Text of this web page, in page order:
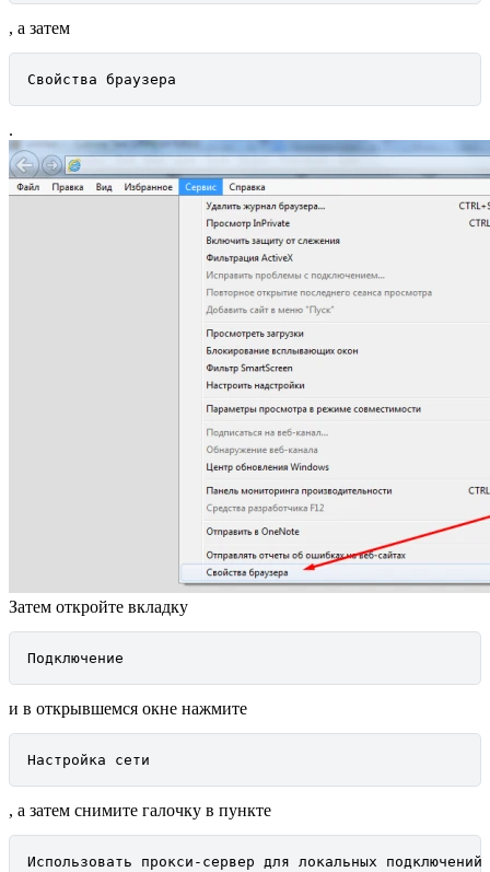
, а затем
Свойства браузера
.
Затем откройте вкладку
Подключение
и в открывшемся окне нажмите
Настройка сети
, а затем снимите галочку в пункте
Использовать прокси-сервер для локальных подключений